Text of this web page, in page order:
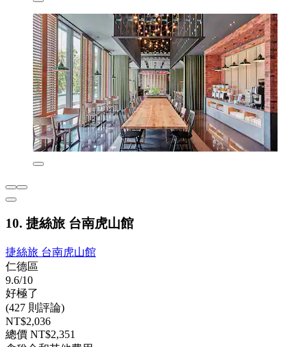
10. 捷絲旅 台南虎山館
捷絲旅 台南虎山館
仁德區
9.6/10
好極了
(427 則評論)
NT$2,036
總價 NT$2,351